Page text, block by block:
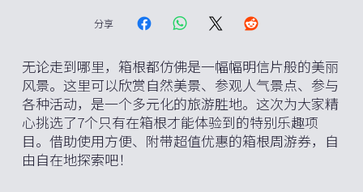
分享
无论走到哪里，箱根都仿佛是一幅幅明信片般的美丽
风景。这里可以欣赏自然美景、参观人气景点、参与
各种活动，是一个多元化的旅游胜地。这次为大家精
心挑选了7个只有在箱根才能体验到的特别乐趣项
目。借助使用方便、附带超值优惠的箱根周游券，自
由自在地探索吧！